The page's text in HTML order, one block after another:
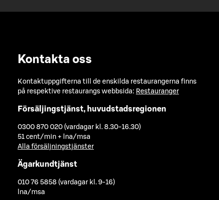
Kontakta oss
Kontaktuppgifterna till de enskilda restaurangerna finns
på respektive restaurangs webbsida: Restauranger
Försäljingstjänst, huvudstadsregionen
0300 870 020 (vardagar kl. 8.30-16.30)
51 cent/min + lna/msa
Alla försäljningstjänster
Ägarkundtjänst
010 76 5858 (vardagar kl. 9-16)
lna/msa